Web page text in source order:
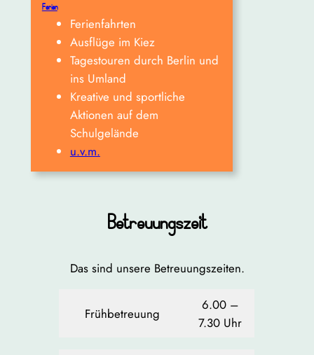
Ferien
Ferienfahrten
Ausflüge im Kiez
Tagestouren durch Berlin und
ins Umland
Kreative und sportliche
Aktionen auf dem
Schulgelände
u.v.m.
Betreuungszeit
Das sind unsere Betreuungszeiten.
Frühbetreuung
6.00 –
7.30 Uhr